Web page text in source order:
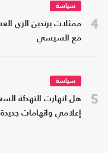
4
سياسة
ممثلات يرتدين الزي
مع السيسي
5
سياسة
هل انهارت التهدئة
إعلامي واتهامات جديدة